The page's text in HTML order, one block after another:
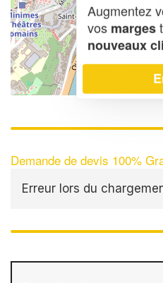
Demande de devis 100%
Erreur lors du
Augmentez
vos marges
nouveaux